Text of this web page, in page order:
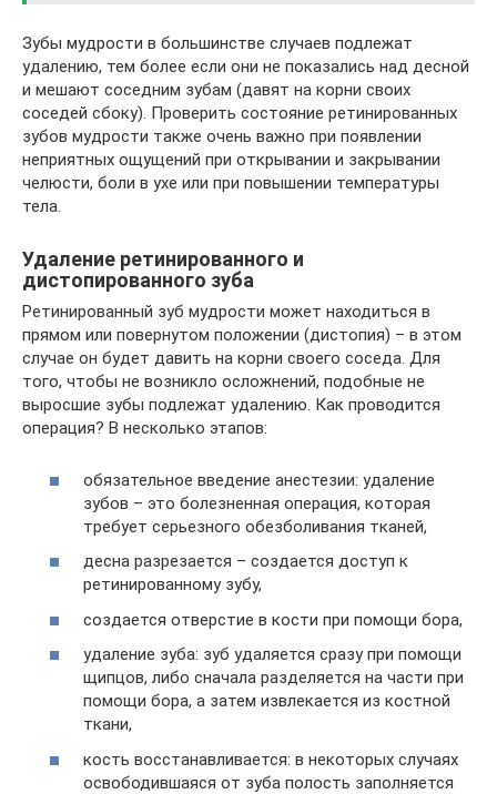
Зубы мудрости в большинстве случаев подлежат
удалению, тем более если они не показались над десной
и мешают соседним зубам (давят на корни своих
соседей сбоку). Проверить состояние ретинированных
зубов мудрости также очень важно при появлении
неприятных ощущений при открывании и закрывании
челюсти, боли в ухе или при повышении температуры
тела.
Удаление ретинированного и
дистопированного зуба
Ретинированный зуб мудрости может находиться в
прямом или повернутом положении (дистопия) – в этом
случае он будет давить на корни своего соседа. Для
того, чтобы не возникло осложнений, подобные не
выросшие зубы подлежат удалению. Как проводится
операция? В несколько этапов:
обязательное введение анестезии: удаление
зубов – это болезненная операция, которая
требует серьезного обезболивания тканей,
десна разрезается – создается доступ к
ретинированному зубу,
создается отверстие в кости при помощи бора,
удаление зуба: зуб удаляется сразу при помощи
щипцов, либо сначала разделяется на части при
помощи бора, а затем извлекается из костной
ткани,
кость восстанавливается: в некоторых случаях
освободившаяся от зуба полость заполняется